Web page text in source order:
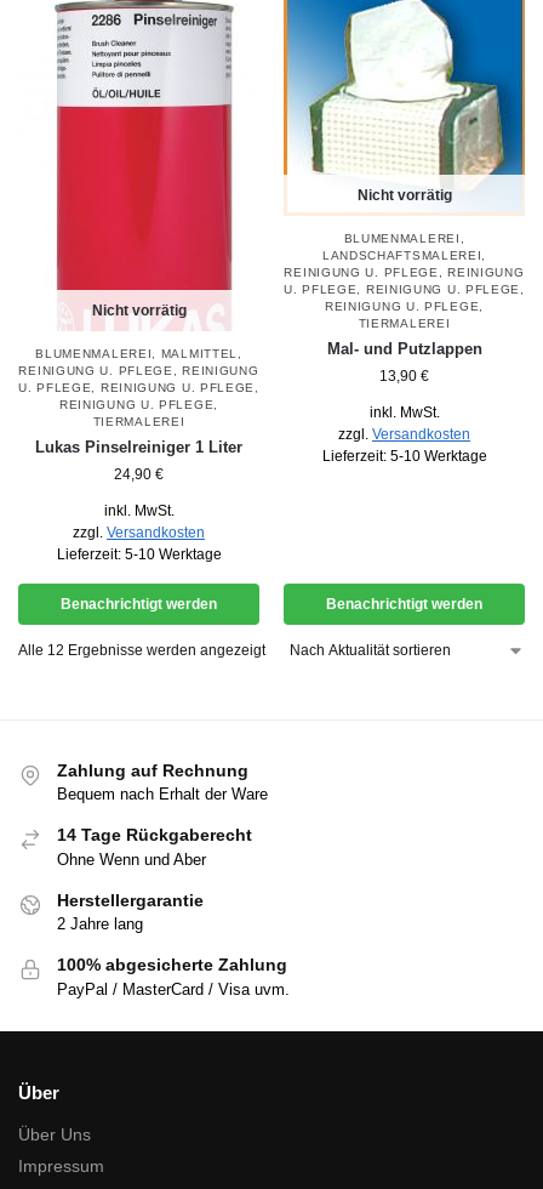
Nicht vorrätig
BLUMENMALEREI MALMITTEL
REINIGUNG U. PFLEGE
,REINIGUNG
U. PFLEGE
REINIGUNG U. PFLEGE
REINIGUNG U. PFLEGE
TIERMALEREI
Lukas Pinselreiniger 1 Liter
24,90 €
inkl. MwSt.
zzgl. Versandkosten
Lieferzeit: 5-10 Werktage
Benachrichtigt werden
Nicht vorrätig
BLUMENMALEREI
LANDSCHAFTSMALEREI
REINIGUNG U. PFLEGE
,REINIGUNG
U. PFLEGE
REINIGUNG U. PFLEGE
REINIGUNG U. PFLEGE
TIERMALEREI
Mal- und Putzlappen
13,90 €
inkl. MwSt.
zzgl. Versandkosten
Lieferzeit: 5-10 Werktage
Benachrichtigt werden
Alle 12 Ergebnisse werden angezeigt
Zahlung auf Rechnung
Bequem nach Erhalt der Ware
14 Tage Rückgaberecht
Ohne Wenn und Aber
Herstellergarantie
2 Jahre lang
100% abgesicherte Zahlung
PayPal / MasterCard / Visa uvm.
Über
Über Uns
Impressum